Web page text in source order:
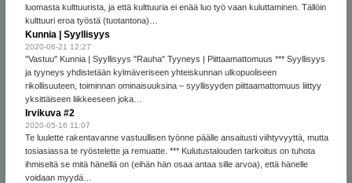
luomasta kulttuurista, ja että kulttuuria ei enää luo työ vaan kuluttaminen. Tällöin
kulttuuri eroa työstä (tuotantona)…
Kunnia | Syyllisyys
2020-06-21 12:27
"Vastuu" Kunnia | Syyllisyys "Rauha" Tyyneys | Piittaamattomuus *** Syyllisyys
ja tyyneys yhdistetään kylmäveriseen yhteiskunnan ulkopuoliseen
rikollisuuteen, toiminnan ominaisuuksina – syyllisyyden piittaamattomuus liittyy
yksittäiseen liikkeeseen joka…
Irvikuva #2
2020-05-16 11:07
Te luulette rakentavanne vastuullisen työnne päälle ansaitusti viihtyvyyttä, mutta
tosiasiassa te ryöstelette ja remuatte. *** Kulutustalouden tarkoitus on tuhota
ihmiseltä se mitä hänellä on (eihän hän osaa antaa sille arvoa), että hänelle
voidaan myydä…